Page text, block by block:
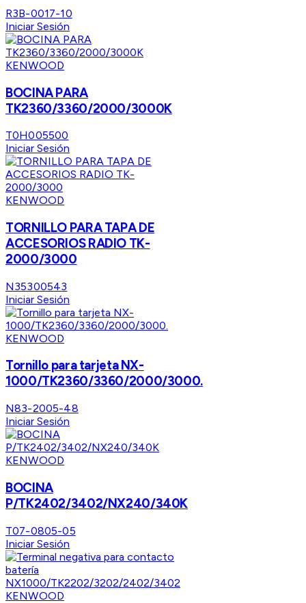
R3B-0017-10
Iniciar Sesión
KENWOOD
BOCINA PARA
TK2360/3360/2000/3000K
T0H005500
Iniciar Sesión
KENWOOD
TORNILLO PARA TAPA DE
ACCESORIOS RADIO TK-
2000/3000
N35300543
Iniciar Sesión
KENWOOD
Tornillo para tarjeta NX-
1000/TK2360/3360/2000/3000.
N83-2005-48
Iniciar Sesión
KENWOOD
BOCINA
P/TK2402/3402/NX240/340K
T07-0805-05
Iniciar Sesión
KENWOOD